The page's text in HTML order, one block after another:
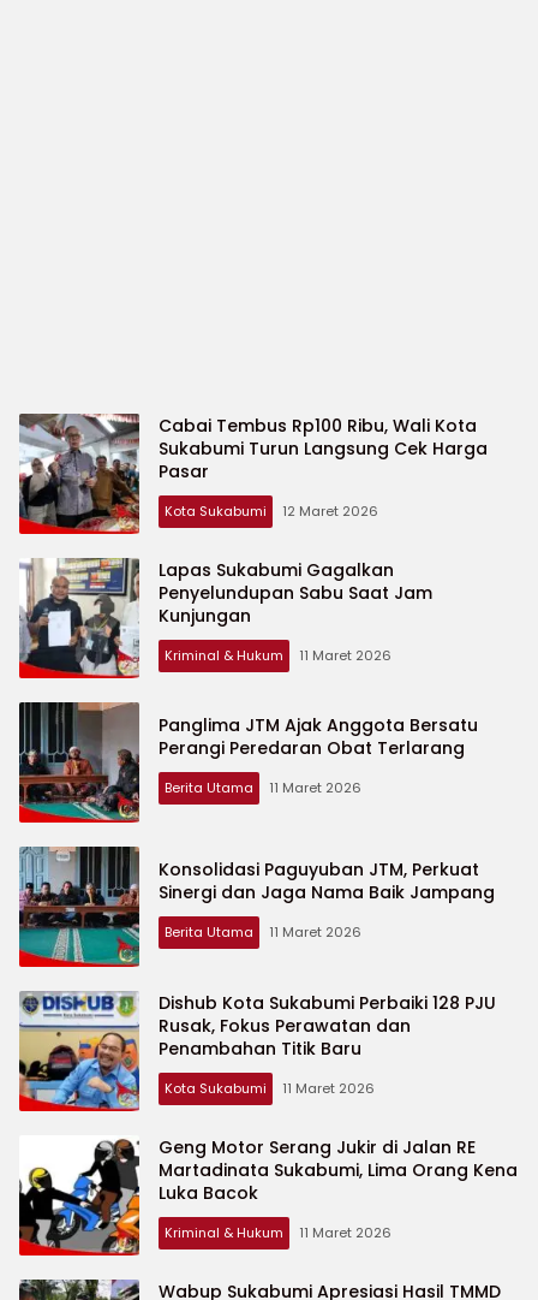
cakrawalajampangnews.com
Cabai Tembus Rp100 Ribu, Wali Kota
Sukabumi Turun Langsung Cek Harga
Pasar
Kota Sukabumi 12 Maret 2026
Lapas Sukabumi Gagalkan
Penyelundupan Sabu Saat Jam
Kunjungan
Kriminal & Hukum 11 Maret 2026
Panglima JTM Ajak Anggota Bersatu
Perangi Peredaran Obat Terlarang
Berita Utama 11 Maret 2026
Konsolidasi Paguyuban JTM, Perkuat
Sinergi dan Jaga Nama Baik Jampang
Berita Utama 11 Maret 2026
Dishub Kota Sukabumi Perbaiki 128 PJU
Rusak, Fokus Perawatan dan
Penambahan Titik Baru
Kota Sukabumi 11 Maret 2026
Geng Motor Serang Jukir di Jalan RE
Martadinata Sukabumi, Lima Orang Kena
Luka Bacok
Kriminal & Hukum 11 Maret 2026
Wabup Sukabumi Apresiasi Hasil TMMD